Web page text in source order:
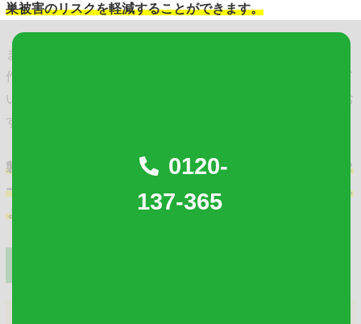
巣被害のリスクを軽減することができます。
また、電子タイプなら『入退室記録の管理』や『遠隔操
作』、『鍵の登録・登録解除』などの便利機能が搭載されて
いる製品も多いので、オフィスなどの業務用の鍵としてもお
すすめです。
製品によって搭載されている機能は異なりますので、インタ
ーネットなどで調べる、依頼する鍵屋に相談するといいでし
ょう。
0120-
137-365